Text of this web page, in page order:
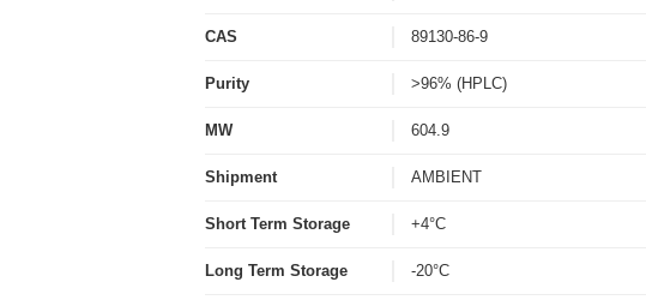
CAS 89130-86-9
Purity >96% (HPLC)
MW 604.9
Shipment AMBIENT
Short Term Storage +4°C
Long Term Storage -20°C